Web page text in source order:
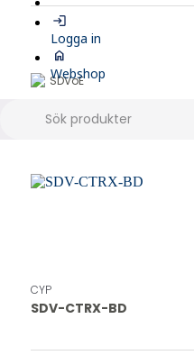
login
Logga in
home
Webshop
SDVoE
CYP
SDV-CTRX-BD